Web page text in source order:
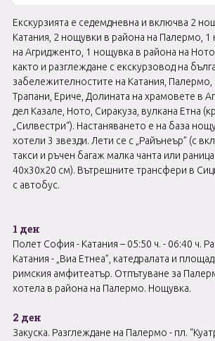
Екскурзията е седемдневна и включва 2
Катания, 2 нощувки в района на Палермо, 1
на Агридженто, 1 нощувка в района на
както и разглеждане с екскурзовод на
забележителностите на Катания,
Трапани, Ериче, Долината на храмовете в
дел Казале, Ното, Сиракуза, вулкана Етна
„Силвестри“). Настаняването е на база
хотели 3 звезди. Лети се с „Райънеър” (с
такси и ръчен багаж малка чанта или
40х30х20 см). Вътрешните трансфери в
с автобус.
1 ден
Полет София - Катания – 05:50 ч. - 06:40 ч.
Катания - „Виа Етнеа”, катедралата и
римския амфитеатър. Отпътуване за
хотела в района на Палермо. Нощувка.
2 ден
Закуска. Разглеждане на Палермо - пл.